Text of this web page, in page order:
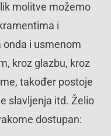
molitve možemo
i
onda i usmenom
kroz glazbu, kroz
također postoje
slavljenja itd. Želio
dostupan: